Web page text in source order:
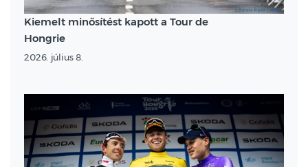
Kiemelt minősítést kapott a Tour de
Hongrie
2026. július 8.